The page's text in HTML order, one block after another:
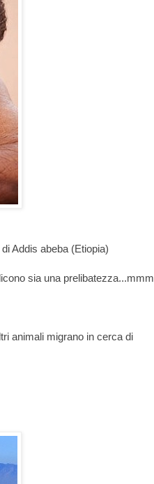
Addis abeba (Etiopia)
sia una prelibatezza...mmm
animali migrano in cerca di